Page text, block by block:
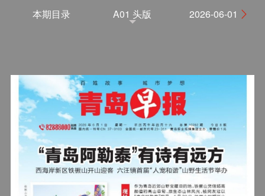
本期目录 A01 头版 2026-06-01